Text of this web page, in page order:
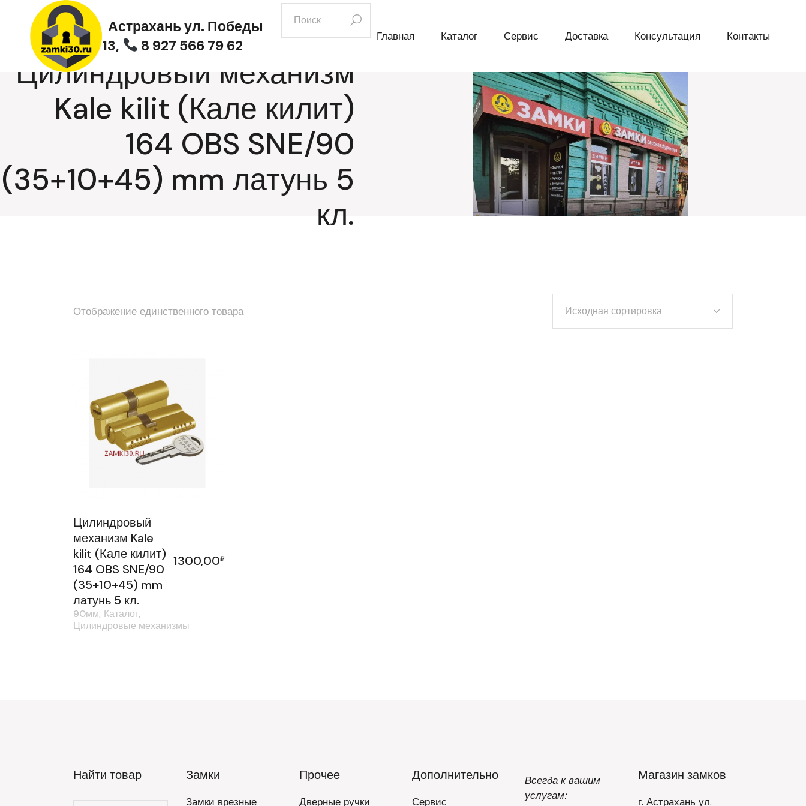
содержимому
Астрахань ул. Победы
13,
8 927 566 79 62
искать:
Главная Каталог Сервис Доставка Консультация Контакты
Цилиндровый механизм
Kale kilit (Кале килит)
164 OBS SNE/90
(35+10+45) mm латунь 5
кл.
Отображение единственного товара Исходная сортировка
Цилиндровый
механизм Kale
kilit (Кале килит)
164 OBS SNE/90
(35+10+45) mm
латунь 5 кл.
1300,00₽
90мм Каталог
Цилиндровые механизмы
Найти товар Замки
Замки врезные
Прочее
Дверные ручки
Дополнительно
Сервис
Всегда к вашим
услугам:
Магазин замков
г. Астрахань ул.